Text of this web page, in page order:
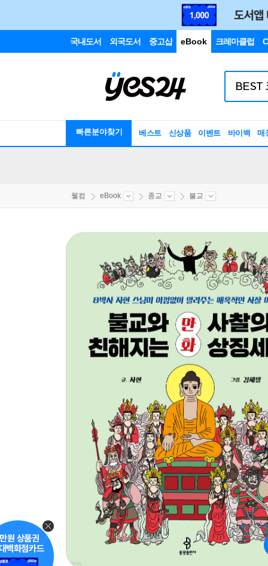
국내도서 외국도서 중고샵 eBook 크레마클럽
빠른분야찾기 베스트 신상품 이벤트 바이백 매
웰컴 eBook 종교 불교